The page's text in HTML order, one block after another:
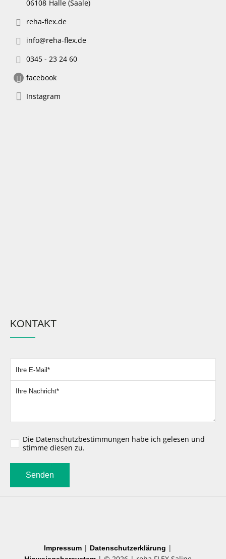
06108 Halle (Saale)
reha-flex.de
info@reha-flex.de
0345 - 23 24 60
facebook
Instagram
KONTAKT
Die Datenschutzbestimmungen habe ich gelesen und
stimme diesen zu.
Impressum | Datenschutzerklärung |